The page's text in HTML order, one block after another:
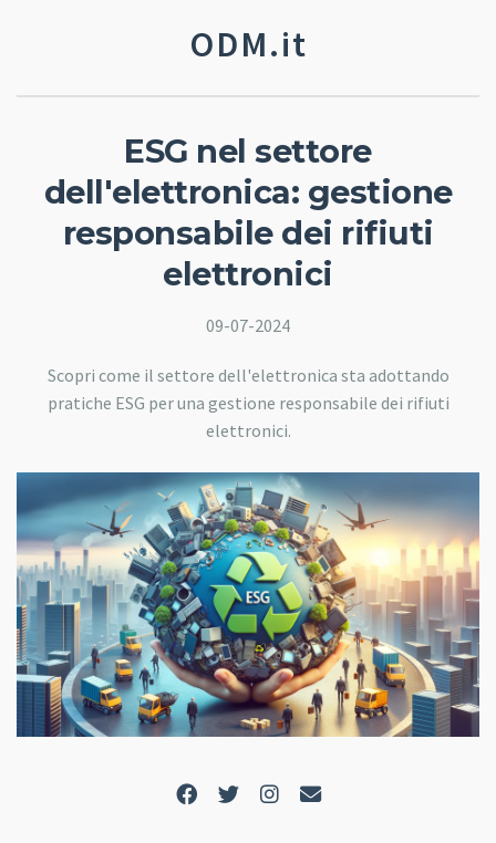
ODM.it
ESG nel settore
dell'elettronica: gestione
responsabile dei rifiuti
elettronici
09-07-2024
Scopri come il settore dell'elettronica sta adottando
pratiche ESG per una gestione responsabile dei rifiuti
elettronici.